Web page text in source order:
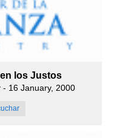
los Justos
- 16 January, 2000